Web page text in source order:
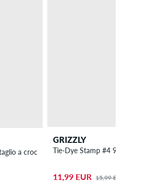
a croce
GRIZZLY
Tie-Dye Stamp #4 9" Grip adesivo
11,99 EUR 15,99 EUR